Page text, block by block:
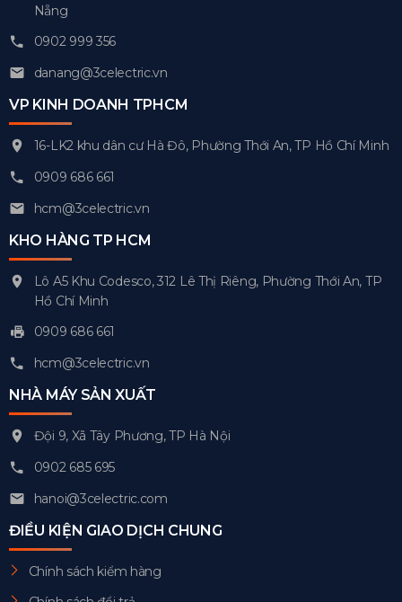
Nẵng
0902 999 356
danang@3celectric.vn
VP KINH DOANH TPHCM
16-LK2 khu dân cư Hà Đô, Phường Thới An, TP Hồ Chí Minh
0909 686 661
hcm@3celectric.vn
KHO HÀNG TP HCM
Lô A5 Khu Codesco, 312 Lê Thị Riêng, Phường Thới An, TP
Hồ Chí Minh
0909 686 661
hcm@3celectric.vn
NHÀ MÁY SẢN XUẤT
Đội 9, Xã Tây Phương, TP Hà Nội
0902 685 695
hanoi@3celectric.com
ĐIỀU KIỆN GIAO DỊCH CHUNG
Chính sách kiểm hàng